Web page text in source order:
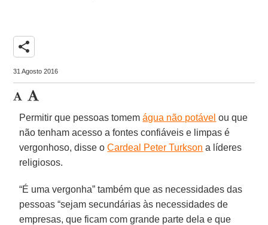
share
31 Agosto 2016
Permitir que pessoas tomemágua não potável ou que
não tenham acesso a fontes confiáveis e limpas é
vergonhoso, disse oCardeal Peter Turkson a líderes
religiosos.
“É uma vergonha” também que as necessidades das
pessoas “sejam secundárias às necessidades de
empresas, que ficam com grande parte dela e que